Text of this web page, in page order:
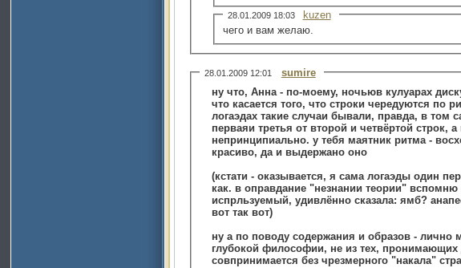
28.01.2009 18:03
kuzen
чего и вам желаю.
28.01.2009 12:01
sumire
что касается того, что строки чередуются по
логаэдах такие случаи бывали, правда, в том самом умном источнике я видела случай, когда отличаются не
перваяи третья от второй и четвёртой строк,
непринципиально. у тебя маятник ритма -
красиво, да и выдержано оно
(кстати - оказывается, я сама логаэды один период взахлёб
как. в оправдание "незнании теории"
испрльзуемый, удивлённо сказала: ямб?
вот так вот)
ну а по поводу содержания и образов - лично
глубокой философии, не из тех,
совпринимается без чрезмерного "накала"